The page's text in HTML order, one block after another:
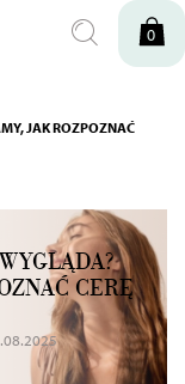
0
JAK ROZPOZNAĆ
CERĘ